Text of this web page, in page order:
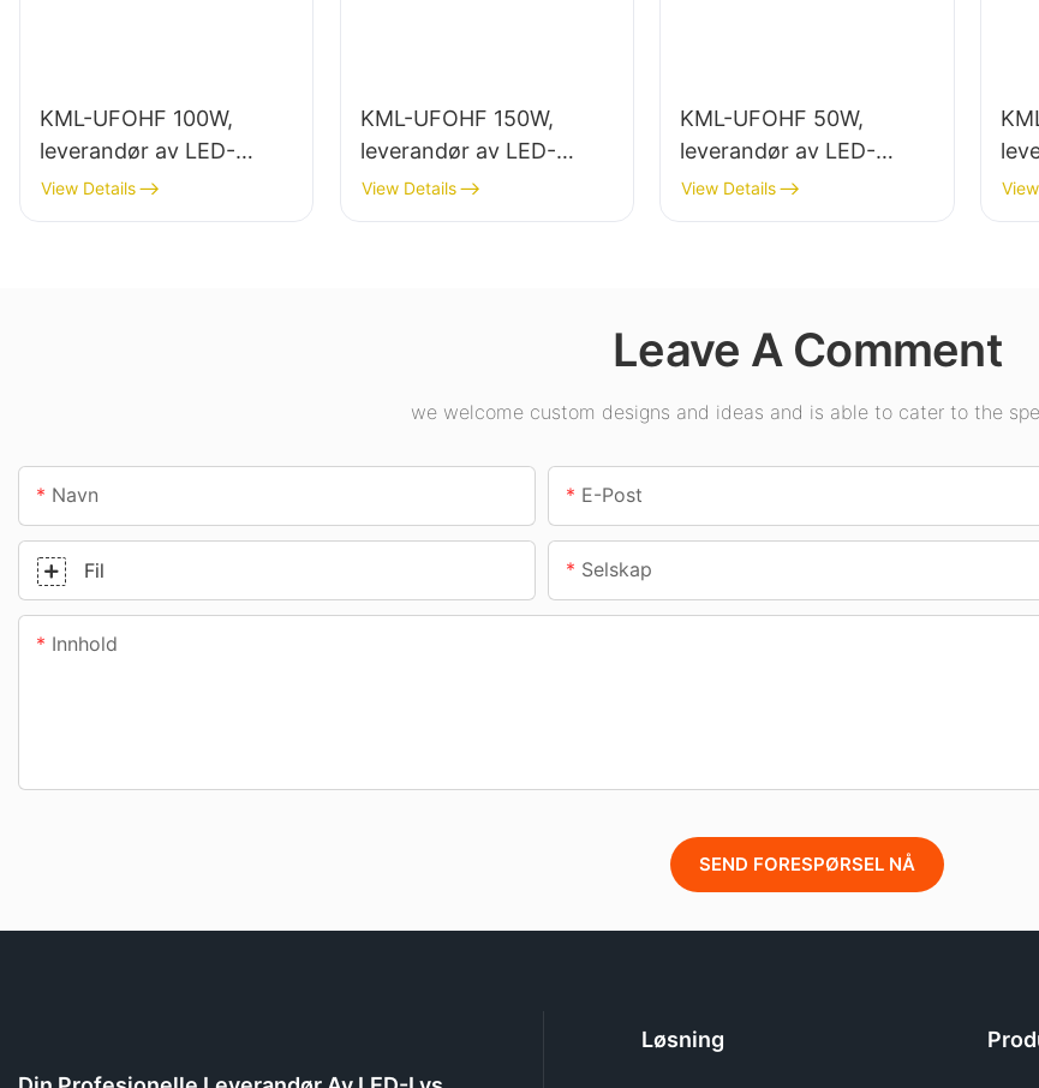
KML-UFOHF 100W,
leverandør av LED-
høybaylys for
industrianlegg,
View Details
KML-UFOHF 150W,
leverandør av LED-
høybalys for
innendørsbelysning i
View Details
KML-UFOHF 50W,
leverandør av LED-
høybaylys for
industrianlegg,
View Details
Leave A Comment
we welcome custom designs and ideas and is able to cater to the
Navn E-Post
Fil Selskap
Innhold
SEND FORESPØRSEL NÅ
Løsning